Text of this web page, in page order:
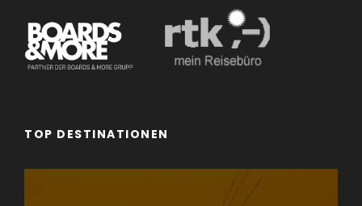
TOP DESTINATIONEN